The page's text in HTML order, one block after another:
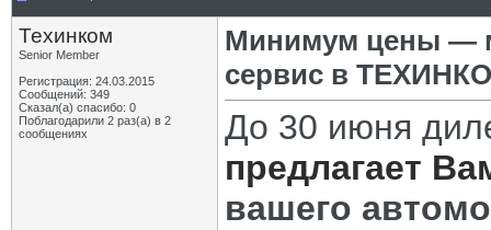
Техинком
Senior Member
Регистрация: 24.03.2015
Сообщений: 349
Сказал(а) спасибо: 0
Поблагодарили 2 раз(а) в 2
сообщениях
Минимум цены —
сервис в
До 30 июня
предлагает
вашего